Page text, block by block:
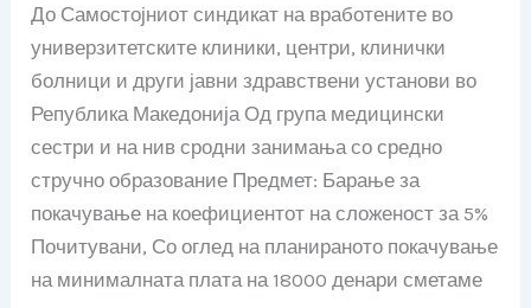
До Самостојниот синдикат на вработените во
универзитетските клиники, центри, клинички
болници и други јавни здравствени установи во
Република Македонија Од група медицински
сестри и на нив сродни занимања со средно
стручно образование Предмет: Барање за
покачување на коефициентот на сложеност за 5%
Почитувани, Со оглед на планираното покачување
на минималната плата на 18000 денари сметаме
сестри
и
техничари
со
средно
стручно
образование
за
5%